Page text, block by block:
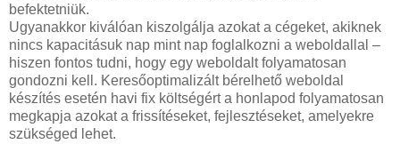
befektetniük.
Ugyanakkor kiválóan kiszolgálja azokat a cégeket, akiknek
nincs kapacitásuk nap mint nap foglalkozni a weboldallal –
hiszen fontos tudni, hogy egy weboldalt folyamatosan
gondozni kell. Keresőoptimalizált bérelhető weboldal
készítés esetén havi fix költségért a honlapod folyamatosan
megkapja azokat a frissítéseket, fejlesztéseket, amelyekre
szükséged lehet.